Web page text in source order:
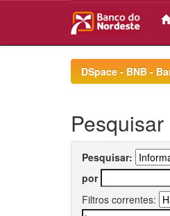
DSpace - BNB -
Pesquisar
Pesquisar:
por
Filtros correntes: